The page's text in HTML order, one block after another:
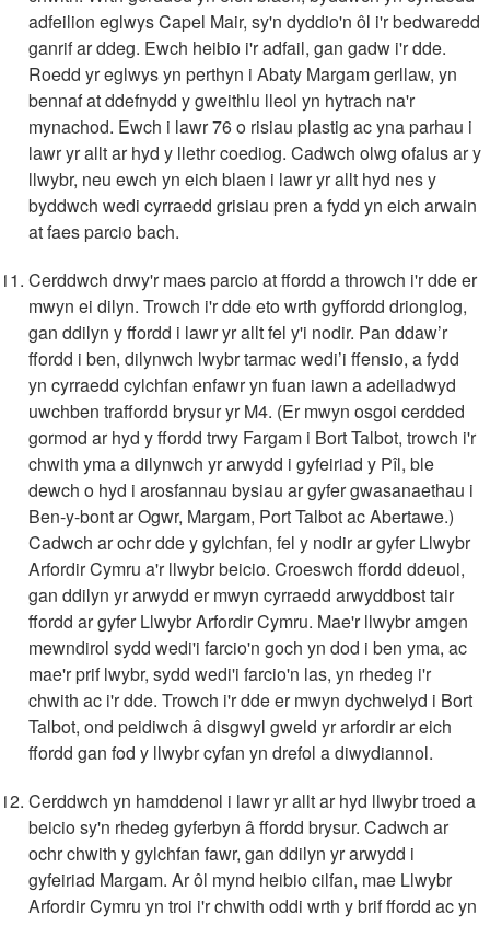
adfeilion eglwys Capel Mair, sy'n dyddio'n ôl i'r bedwaredd
ganrif ar ddeg. Ewch heibio i'r adfail, gan gadw i'r dde.
Roedd yr eglwys yn perthyn i Abaty Margam gerllaw, yn
bennaf at ddefnydd y gweithlu lleol yn hytrach na'r
mynachod. Ewch i lawr 76 o risiau plastig ac yna parhau i
lawr yr allt ar hyd y llethr coediog. Cadwch olwg ofalus ar y
llwybr, neu ewch yn eich blaen i lawr yr allt hyd nes y
byddwch wedi cyrraedd grisiau pren a fydd yn eich arwain
at faes parcio bach.
Cerddwch drwy'r maes parcio at ffordd a throwch i'r dde er
mwyn ei dilyn. Trowch i'r dde eto wrth gyffordd drionglog,
gan ddilyn y ffordd i lawr yr allt fel y'i nodir. Pan ddaw’r
ffordd i ben, dilynwch lwybr tarmac wedi’i ffensio, a fydd
yn cyrraedd cylchfan enfawr yn fuan iawn a adeiladwyd
uwchben traffordd brysur yr M4. (Er mwyn osgoi cerdded
gormod ar hyd y ffordd trwy Fargam i Bort Talbot, trowch i'r
chwith yma a dilynwch yr arwydd i gyfeiriad y Pîl, ble
dewch o hyd i arosfannau bysiau ar gyfer gwasanaethau i
Ben-y-bont ar Ogwr, Margam, Port Talbot ac Abertawe.)
Cadwch ar ochr dde y gylchfan, fel y nodir ar gyfer Llwybr
Arfordir Cymru a'r llwybr beicio. Croeswch ffordd ddeuol,
gan ddilyn yr arwydd er mwyn cyrraedd arwyddbost tair
ffordd ar gyfer Llwybr Arfordir Cymru. Mae'r llwybr amgen
mewndirol sydd wedi'i farcio'n goch yn dod i ben yma, ac
mae'r prif lwybr, sydd wedi'i farcio'n las, yn rhedeg i'r
chwith ac i'r dde. Trowch i'r dde er mwyn dychwelyd i Bort
Talbot, ond peidiwch â disgwyl gweld yr arfordir ar eich
ffordd gan fod y llwybr cyfan yn drefol a diwydiannol.
Cerddwch yn hamddenol i lawr yr allt ar hyd llwybr troed a
beicio sy'n rhedeg gyferbyn â ffordd brysur. Cadwch ar
ochr chwith y gylchfan fawr, gan ddilyn yr arwydd i
gyfeiriad Margam. Ar ôl mynd heibio cilfan, mae Llwybr
Arfordir Cymru yn troi i'r chwith oddi wrth y brif ffordd ac yn